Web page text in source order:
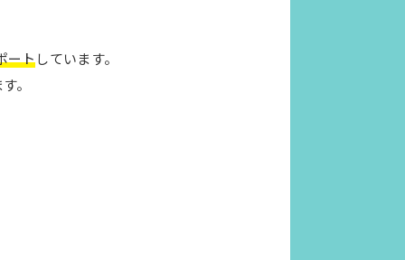
ートしています。
。